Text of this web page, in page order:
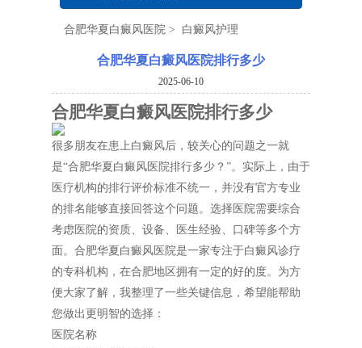
合肥华夏白癜风医院 > 白癜风护理
合肥华夏白癜风医院排行多少
2025-06-10
合肥华夏白癜风医院排行多少
很多朋友在患上白癜风后，较关心的问题之一就
是“合肥华夏白癜风医院排行多少？”。实际上，由于
医疗机构的排行评价标准不统一，并没有官方专业
的排名能够直接回答这个问题。选择医院需要综合
考虑医院的资质、设备、医生经验、口碑等多个方
面。合肥华夏白癜风医院是一家专注于白癜风诊疗
的专科机构，在合肥地区拥有一定的好的度。为方
便大家了解，我整理了一些关键信息，希望能帮助
您做出更明智的选择：
医院名称